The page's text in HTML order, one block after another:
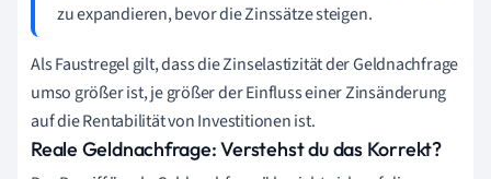
zu expandieren, bevor die Zinssätze steigen.
Als Faustregel gilt, dass die Zinselastizität der Geldnachfrage
umso größer ist, je größer der Einfluss einer Zinsänderung
auf die Rentabilität von Investitionen ist.
Reale Geldnachfrage: Verstehst du das Korrekt?